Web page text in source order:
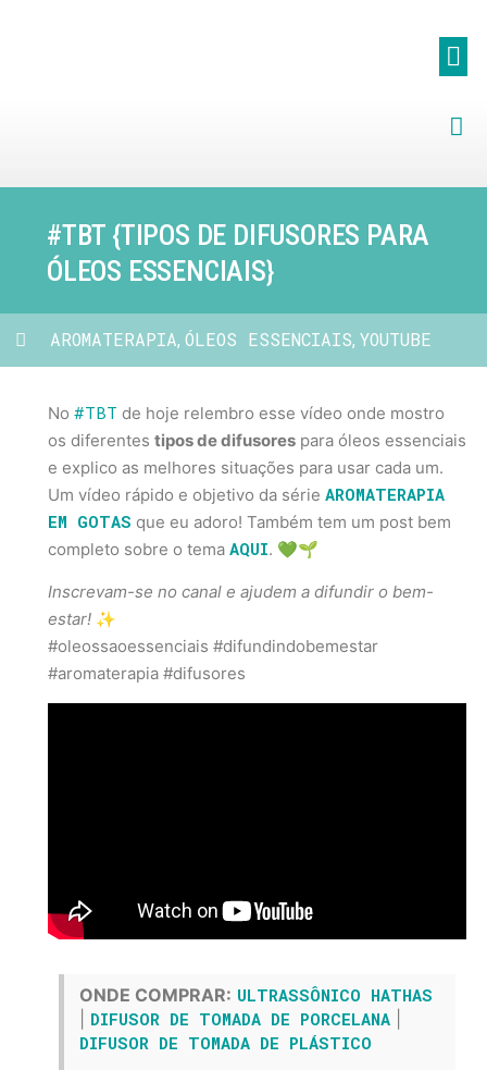
#TBT {TIPOS DE DIFUSORES PARA
ÓLEOS ESSENCIAIS}
AROMATERAPIA, ÓLEOS ESSENCIAIS, YOUTUBE
No #TBT de hoje relembro esse vídeo onde mostro
os diferentes tipos de difusores para óleos essenciais
e explico as melhores situações para usar cada um.
Um vídeo rápido e objetivo da série AROMATERAPIA
EM GOTAS que eu adoro! Também tem um post bem
completo sobre o tema AQUI. 💚🌱
Inscrevam-se no canal e ajudem a difundir o bem-
estar! ✨
#oleossaoessenciais #difundindobemestar
#aromaterapia #difusores
ONDE COMPRAR: ULTRASSÔNICO HATHAS
DIFUSOR DE TOMADA DE PORCELANA
DIFUSOR DE TOMADA DE PLÁSTICO